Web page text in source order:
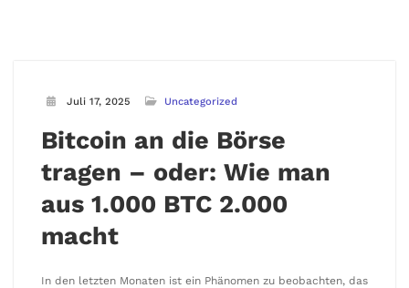
Juli 17, 2025 Uncategorized
Bitcoin an die Börse
tragen – oder: Wie man
aus 1.000 BTC 2.000
macht
In den letzten Monaten ist ein Phänomen zu beobachten, das